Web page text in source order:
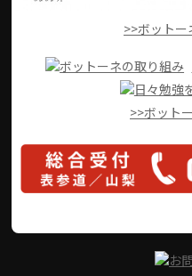
>>ボットー
>>ボット